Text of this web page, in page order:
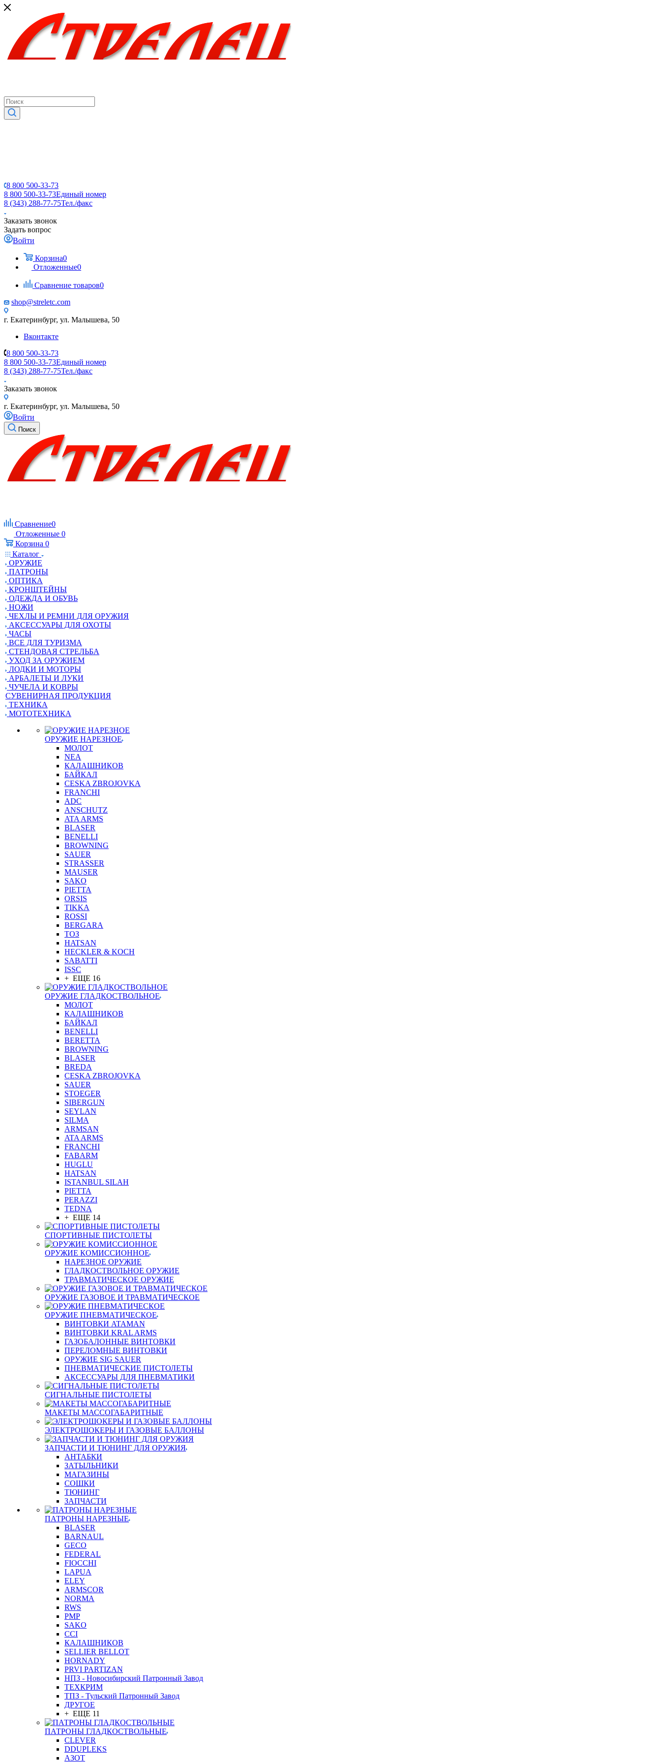
8 800 500-33-73
8 800 500-33-73Единый номер
8 (343) 288-77-75Тел./факс
Заказать звонок
Задать вопрос
Войти
Корзина0
Отложенные0
Сравнение товаров0
shop@streletc.com
г. Екатеринбург, ул. Малышева, 50
Вконтакте
8 800 500-33-73
8 800 500-33-73Единый номер
8 (343) 288-77-75Тел./факс
Заказать звонок
г. Екатеринбург, ул. Малышева, 50
Войти
Поиск
Сравнение0
Отложенные 0
Корзина 0
Каталог
ОРУЖИЕ
ПАТРОНЫ
ОПТИКА
КРОНШТЕЙНЫ
ОДЕЖДА И ОБУВЬ
НОЖИ
ЧЕХЛЫ И РЕМНИ ДЛЯ ОРУЖИЯ
АКСЕССУАРЫ ДЛЯ ОХОТЫ
ЧАСЫ
ВСЕ ДЛЯ ТУРИЗМА
СТЕНДОВАЯ СТРЕЛЬБА
УХОД ЗА ОРУЖИЕМ
ЛОДКИ И МОТОРЫ
АРБАЛЕТЫ И ЛУКИ
ЧУЧЕЛА И КОВРЫ
СУВЕНИРНАЯ ПРОДУКЦИЯ
ТЕХНИКА
МОТОТЕХНИКА
ОРУЖИЕ НАРЕЗНОЕ
МОЛОТ
NEA
КАЛАШНИКОВ
БАЙКАЛ
CESKA ZBROJOVKA
FRANCHI
ADC
ANSCHUTZ
ATA ARMS
BLASER
BENELLI
BROWNING
SAUER
STRASSER
MAUSER
SAKO
PIETTA
ORSIS
TIKKA
ROSSI
BERGARA
ТОЗ
HATSAN
HECKLER & KOCH
SABATTI
ISSC
+ ЕЩЕ 16
ОРУЖИЕ ГЛАДКОСТВОЛЬНОЕ
МОЛОТ
КАЛАШНИКОВ
БАЙКАЛ
BENELLI
BERETTA
BROWNING
BLASER
BREDA
CESKA ZBROJOVKA
SAUER
STOEGER
SIBERGUN
SEYLAN
SILMA
ARMSAN
ATA ARMS
FRANCHI
FABARM
HUGLU
HATSAN
ISTANBUL SILAH
PIETTA
PERAZZI
TEDNA
+ ЕЩЕ 14
СПОРТИВНЫЕ ПИСТОЛЕТЫ
ОРУЖИЕ КОМИССИОННОЕ
НАРЕЗНОЕ ОРУЖИЕ
ГЛАДКОСТВОЛЬНОЕ ОРУЖИЕ
ТРАВМАТИЧЕСКОЕ ОРУЖИЕ
ОРУЖИЕ ГАЗОВОЕ И ТРАВМАТИЧЕСКОЕ
ОРУЖИЕ ПНЕВМАТИЧЕСКОЕ
ВИНТОВКИ ATAMAN
ВИНТОВКИ KRAL ARMS
ГАЗОБАЛОННЫЕ ВИНТОВКИ
ПЕРЕЛОМНЫЕ ВИНТОВКИ
ОРУЖИЕ SIG SAUER
ПНЕВМАТИЧЕСКИЕ ПИСТОЛЕТЫ
АКСЕССУАРЫ ДЛЯ ПНЕВМАТИКИ
СИГНАЛЬНЫЕ ПИСТОЛЕТЫ
МАКЕТЫ МАССОГАБАРИТНЫЕ
ЭЛЕКТРОШОКЕРЫ И ГАЗОВЫЕ БАЛЛОНЫ
ЗАПЧАСТИ И ТЮНИНГ ДЛЯ ОРУЖИЯ
АНТАБКИ
ЗАТЫЛЬНИКИ
МАГАЗИНЫ
СОШКИ
ТЮНИНГ
ЗАПЧАСТИ
ПАТРОНЫ НАРЕЗНЫЕ
BLASER
BARNAUL
GEСO
FEDERAL
FIOCCHI
LAPUA
ELEY
ARMSCOR
NORMA
RWS
PMP
SAKO
CCI
КАЛАШНИКОВ
SELLIER BELLOT
HORNADY
PRVI PARTIZAN
НПЗ - Новосибирский Патронный Завод
ТЕХКРИМ
ТПЗ - Тульский Патронный Завод
ДРУГОЕ
+ ЕЩЕ 11
ПАТРОНЫ ГЛАДКОСТВОЛЬНЫЕ
CLEVER
DDUPLEKS
АЗОТ